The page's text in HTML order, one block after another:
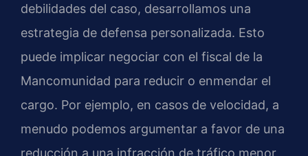
debilidades del caso, desarrollamos una
estrategia de defensa personalizada. Esto
puede implicar negociar con el fiscal de la
Mancomunidad para reducir o enmendar el
cargo. Por ejemplo, en casos de velocidad, a
menudo podemos argumentar a favor de una
reducción a una infracción de tráfico menor